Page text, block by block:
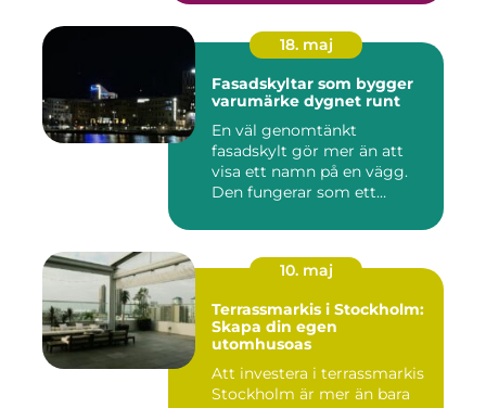
18. maj
Fasadskyltar som bygger
varumärke dygnet runt
En väl genomtänkt
fasadskylt gör mer än att
visa ett namn på en vägg.
Den fungerar som ett
10. maj
Terrassmarkis i Stockholm:
Skapa din egen
utomhusoas
Att investera i terrassmarkis
Stockholm är mer än bara